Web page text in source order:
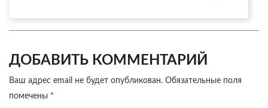
ДОБАВИТЬ КОММЕНТАРИЙ
Ваш адрес email не будет опубликован. Обязательные поля
помечены *